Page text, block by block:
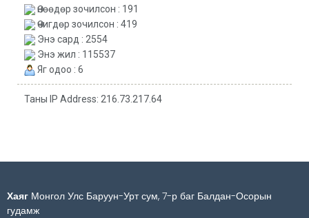
Өнөөдөр зочилсон : 191
Өчигдөр зочилсон : 419
Энэ сард : 2554
Энэ жил : 115537
Яг одоо : 6
Таны IP Address: 216.73.217.64
Хаяг Монгол Улс Баруун-Урт сум, 7-р баг Балдан-Осорын
гудамж